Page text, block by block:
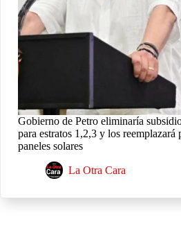
Gobierno de Petro eliminaría
para estratos 1,2,3 y los reemplazará
paneles solares
La Otra Cara